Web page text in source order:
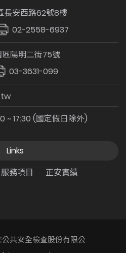
長安西路62號8樓
02-2558-6937
陽明二街75號
03-3631-099
~ 17:30 (國定假日除外)
Links
服務項目
正安實績
共安全檢查股份有限公